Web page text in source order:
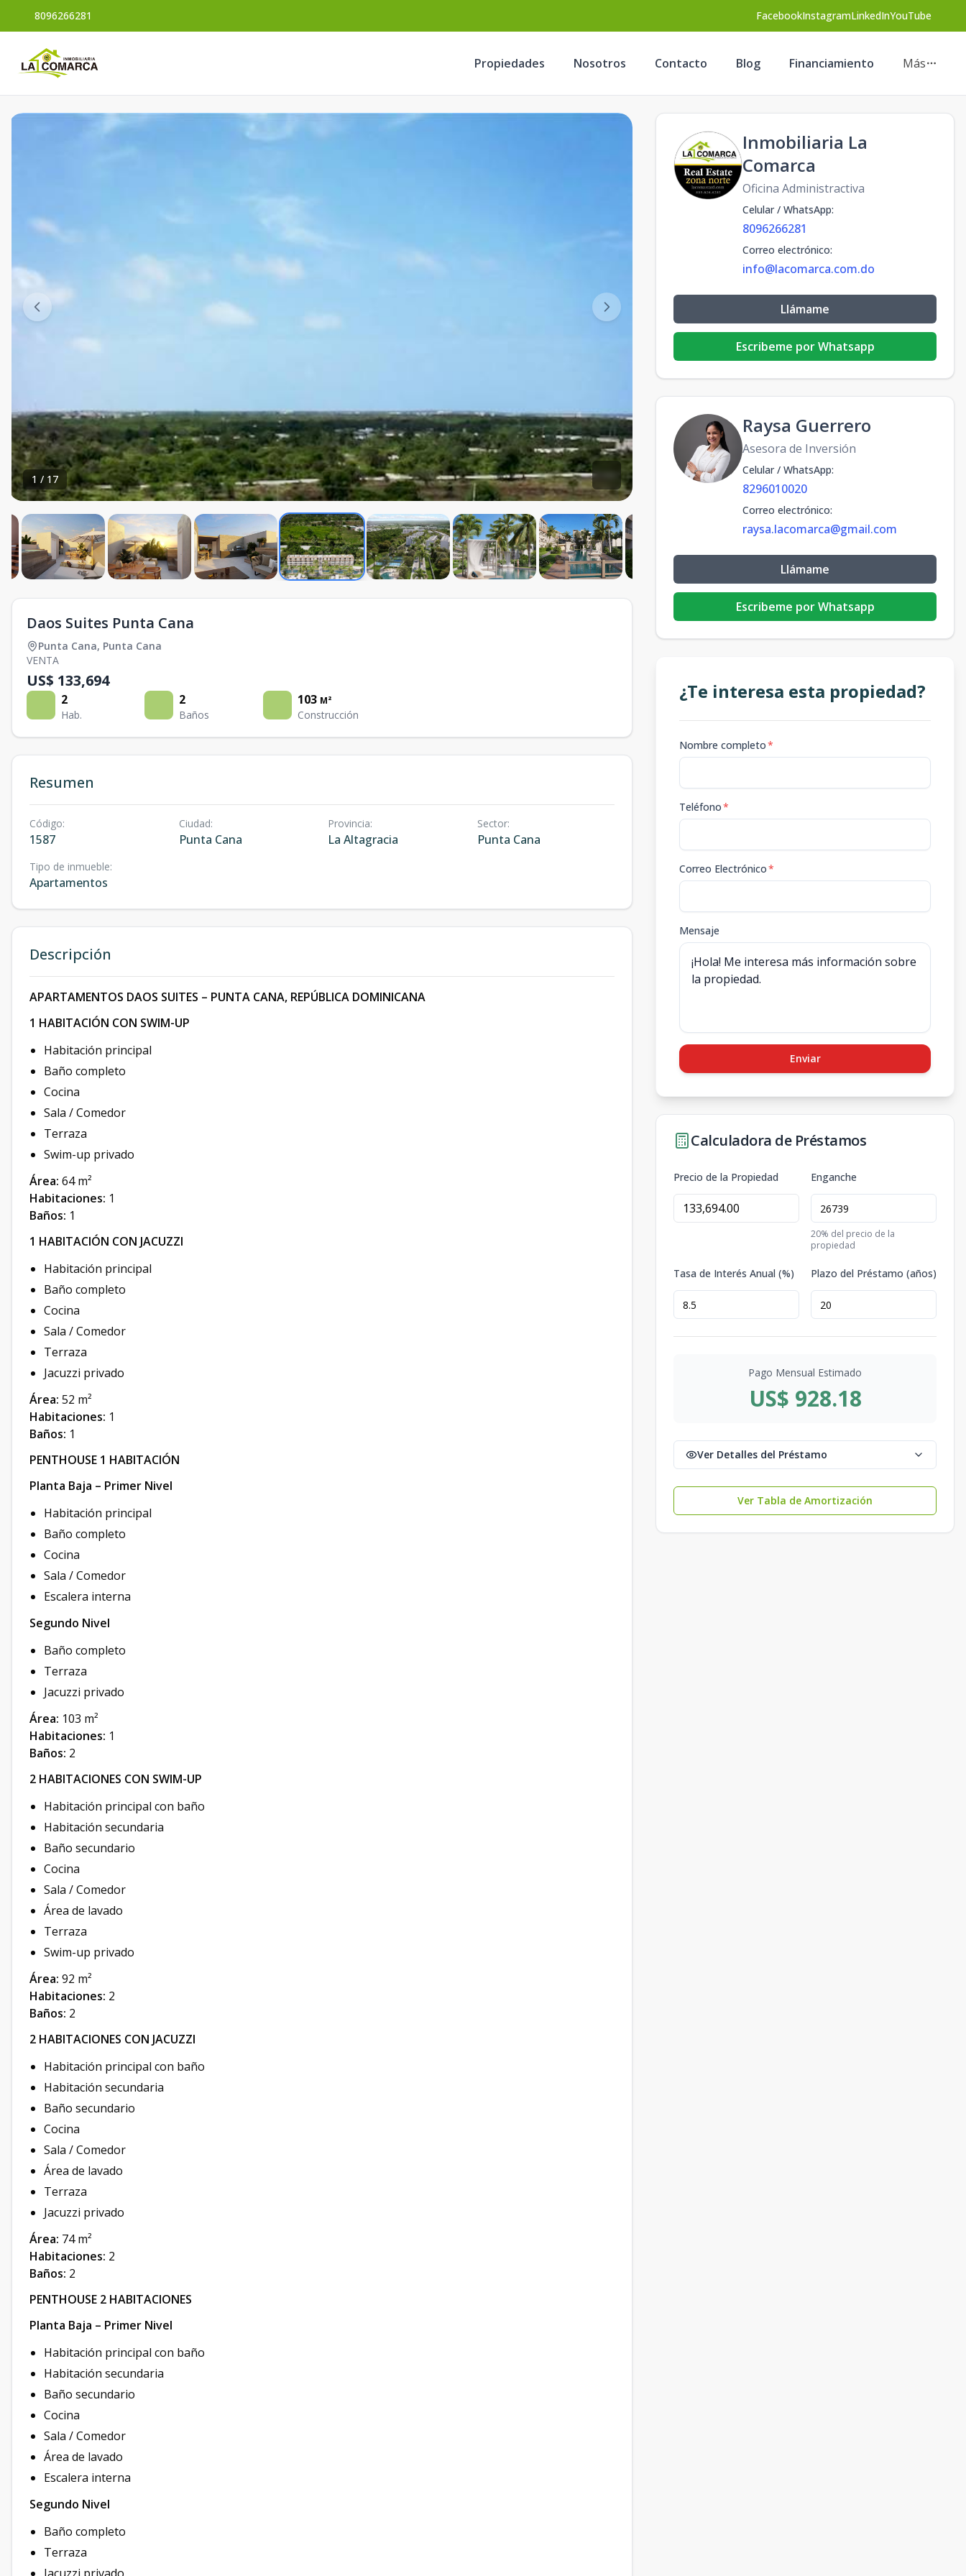
8096266281 FacebookInstagramLinkedInYouTube
Propiedades Nosotros Contacto Blog Financiamiento Más
1 / 17
Daos Suites Punta Cana
Punta Cana, Punta Cana
VENTA
US$ 133,694
2
Hab.
2
Baños
103 M²
Construcción
Resumen
Código:
1587
Ciudad:
Punta Cana
Provincia:
La Altagracia
Sector:
Punta Cana
Tipo de inmueble:
Apartamentos
Descripción
APARTAMENTOS DAOS SUITES – PUNTA CANA, REPÚBLICA DOMINICANA
1 HABITACIÓN CON SWIM-UP
Habitación principal
Baño completo
Cocina
Sala / Comedor
Terraza
Swim-up privado
Área: 64 m²
Habitaciones: 1
Baños: 1
1 HABITACIÓN CON JACUZZI
Habitación principal
Baño completo
Cocina
Sala / Comedor
Terraza
Jacuzzi privado
Área: 52 m²
Habitaciones: 1
Baños: 1
PENTHOUSE 1 HABITACIÓN
Planta Baja – Primer Nivel
Habitación principal
Baño completo
Cocina
Sala / Comedor
Escalera interna
Segundo Nivel
Baño completo
Terraza
Jacuzzi privado
Área: 103 m²
Habitaciones: 1
Baños: 2
2 HABITACIONES CON SWIM-UP
Habitación principal con baño
Habitación secundaria
Baño secundario
Cocina
Sala / Comedor
Área de lavado
Terraza
Swim-up privado
Área: 92 m²
Habitaciones: 2
Baños: 2
2 HABITACIONES CON JACUZZI
Habitación principal con baño
Habitación secundaria
Baño secundario
Cocina
Sala / Comedor
Área de lavado
Terraza
Jacuzzi privado
Área: 74 m²
Habitaciones: 2
Baños: 2
PENTHOUSE 2 HABITACIONES
Planta Baja – Primer Nivel
Habitación principal con baño
Habitación secundaria
Baño secundario
Cocina
Sala / Comedor
Área de lavado
Escalera interna
Segundo Nivel
Baño completo
Terraza
Inmobiliaria La
Comarca
Oficina Administractiva
Celular / WhatsApp:
8096266281
Correo electrónico:
info@lacomarca.com.do
Llámame
Escribeme por Whatsapp
Raysa Guerrero
Asesora de Inversión
Celular / WhatsApp:
8296010020
Correo electrónico:
raysa.lacomarca@gmail.com
Llámame
Escribeme por Whatsapp
¿Te interesa esta propiedad?
Nombre completo*
Teléfono*
Correo Electrónico*
Mensaje
Enviar
Calculadora de Préstamos
Precio de la Propiedad Enganche
20% del precio de la
propiedad
Tasa de Interés Anual (%) Plazo del Préstamo (años)
Pago Mensual Estimado
US$ 928.18
Ver Detalles del Préstamo
Ver Tabla de Amortización